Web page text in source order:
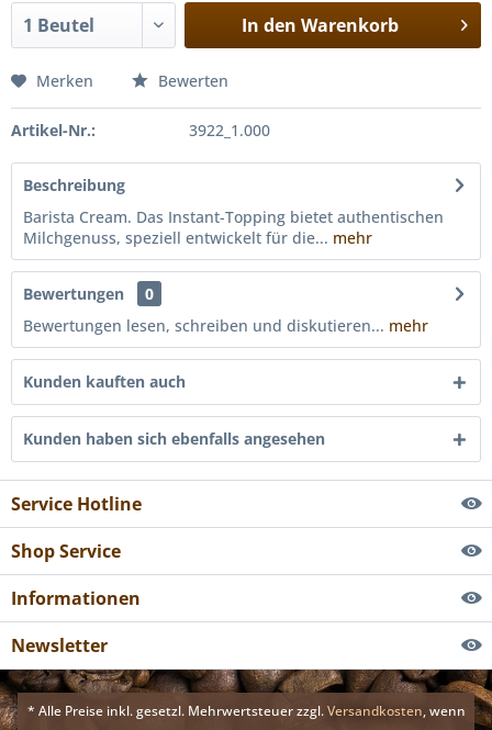
In den Warenkorb
Merken Bewerten
Artikel-Nr.: 3922_1.000
Beschreibung
Barista Cream. Das Instant-Topping bietet authentischen
Milchgenuss, speziell entwickelt für die... mehr
Bewertungen
0
Bewertungen lesen, schreiben und diskutieren... mehr
Kunden kauften auch
Kunden haben sich ebenfalls angesehen
Service Hotline
Shop Service
Informationen
Newsletter
* Alle Preise inkl. gesetzl. Mehrwertsteuer zzgl.Versandkosten, wenn